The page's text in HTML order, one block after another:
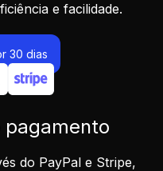
e facilidade.
30 dias
pagamento
do PayPal e Stripe,